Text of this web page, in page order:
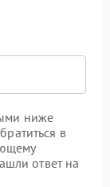
ниже
в
ответ на